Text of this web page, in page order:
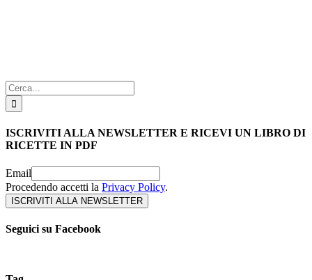
Cerca
per:
ISCRIVITI ALLA NEWSLETTER E RICEVI UN LIBRO DI
RICETTE IN PDF
Email
Procedendo accetti la Privacy Policy.
Seguici su Facebook